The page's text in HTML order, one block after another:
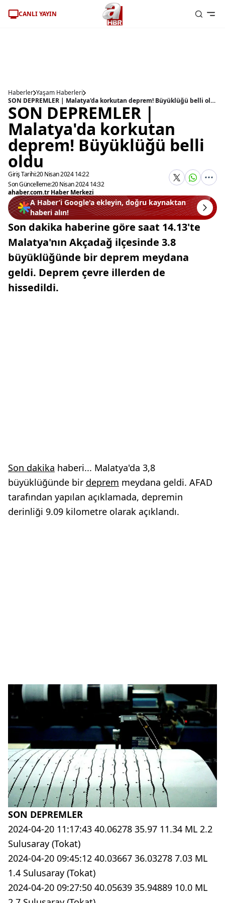
CANLI YAYIN
Haberler Yaşam Haberleri
SON DEPREMLER | Malatya'da korkutan deprem! Büyüklüğü belli oldu
SON DEPREMLER |
Malatya'da korkutan
deprem! Büyüklüğü belli
oldu
Giriş Tarihi:20 Nisan 2024 14:22
Son Güncelleme:20 Nisan 2024 14:32
ahaber.com.tr Haber Merkezi
A Haber’i Google'a ekleyin, doğru kaynaktan
haberi alın!
Son dakika haberine göre saat 14.13'te
Malatya'nın Akçadağ ilçesinde 3.8
büyüklüğünde bir deprem meydana
geldi. Deprem çevre illerden de
hissedildi.
Son dakika haberi... Malatya'da 3,8
büyüklüğünde bir deprem meydana geldi. AFAD
tarafından yapılan açıklamada, depremin
derinliği 9.09 kilometre olarak açıklandı.
SON DEPREMLER
2024-04-20 11:17:43 40.06278 35.97 11.34 ML 2.2
Sulusaray (Tokat)
2024-04-20 09:45:12 40.03667 36.03278 7.03 ML
1.4 Sulusaray (Tokat)
2024-04-20 09:27:50 40.05639 35.94889 10.0 ML